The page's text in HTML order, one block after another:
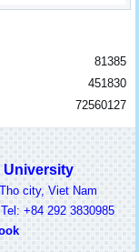
81385
451830
72560127
city, Viet Nam
+84 292 3830985